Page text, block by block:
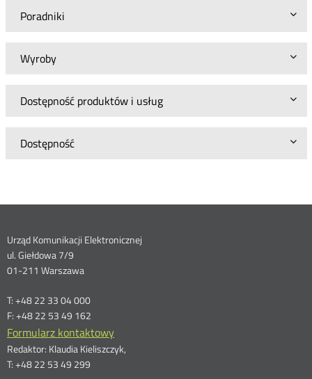
Poradniki
Wyroby
Dostępność produktów i usług
Dostępność
Dane
kontaktowe
Urząd Komunikacji Elektronicznej
ul. Giełdowa 7/9
01-211 Warszawa
T: +48 22 33 04 000
F: +48 22 53 49 162
Formularz kontaktowy
Redaktor: Klaudia Kieliszczyk,
T: +48 22 53 49 299